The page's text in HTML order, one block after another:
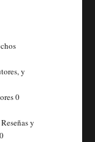
y
0
Reseñas y